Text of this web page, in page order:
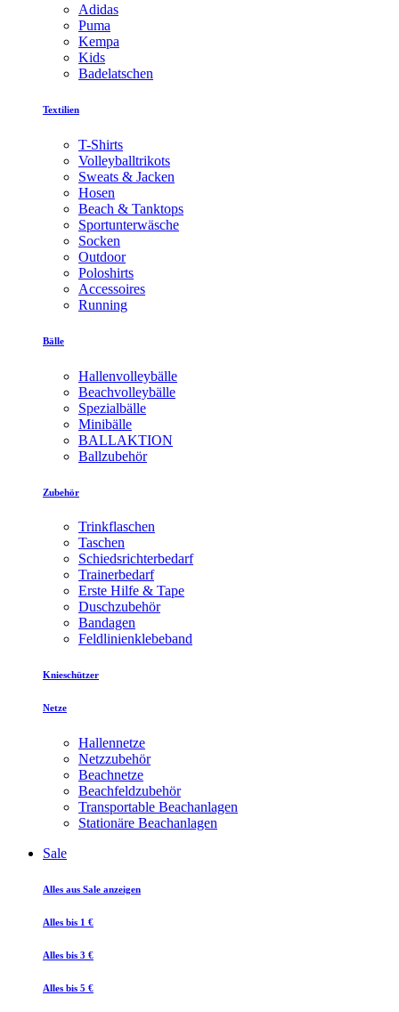
Adidas
Puma
Kempa
Kids
Badelatschen
Textilien
T-Shirts
Volleyballtrikots
Sweats & Jacken
Hosen
Beach & Tanktops
Sportunterwäsche
Socken
Outdoor
Poloshirts
Accessoires
Running
Bälle
Hallenvolleybälle
Beachvolleybälle
Spezialbälle
Minibälle
BALLAKTION
Ballzubehör
Zubehör
Trinkflaschen
Taschen
Schiedsrichterbedarf
Trainerbedarf
Erste Hilfe & Tape
Duschzubehör
Bandagen
Feldlinienklebeband
Knieschützer
Netze
Hallennetze
Netzzubehör
Beachnetze
Beachfeldzubehör
Transportable Beachanlagen
Stationäre Beachanlagen
Sale
Alles aus Sale anzeigen
Alles bis 1 €
Alles bis 3 €
Alles bis 5 €